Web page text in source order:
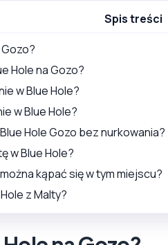
Spis treści
Hole na Gozo?
w Blue Hole?
w Blue Hole?
Hole Gozo bez nurkowania?
w Blue Hole?
kąpać się w tym miejscu?
z Malty?